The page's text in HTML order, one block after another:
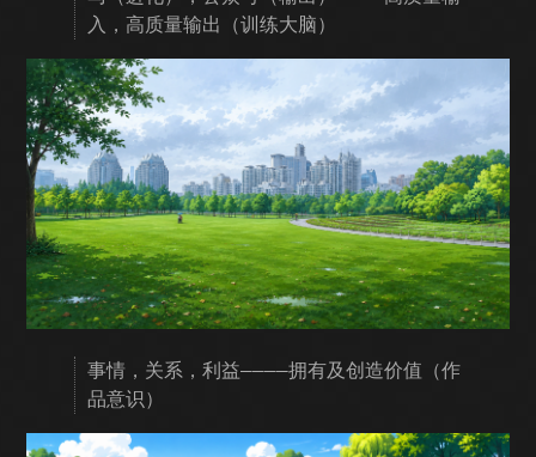
入，高质量输出（训练大脑）
事情，关系，利益————拥有及创造价值（作
品意识）